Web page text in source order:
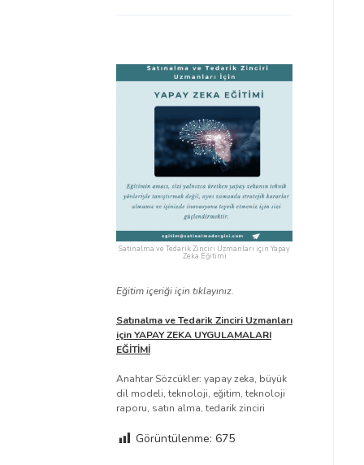
Satınalma ve Tedarik Zinciri Uzmanları için Yapay
Zeka Eğitimi
Eğitim içeriği için tıklayınız.
Satınalma ve Tedarik Zinciri Uzmanları
için YAPAY ZEKA UYGULAMALARI
EĞİTİMİ
Anahtar Sözcükler: yapay zeka, büyük
dil modeli, teknoloji, eğitim, teknoloji
raporu, satın alma, tedarik zinciri
Görüntülenme: 675